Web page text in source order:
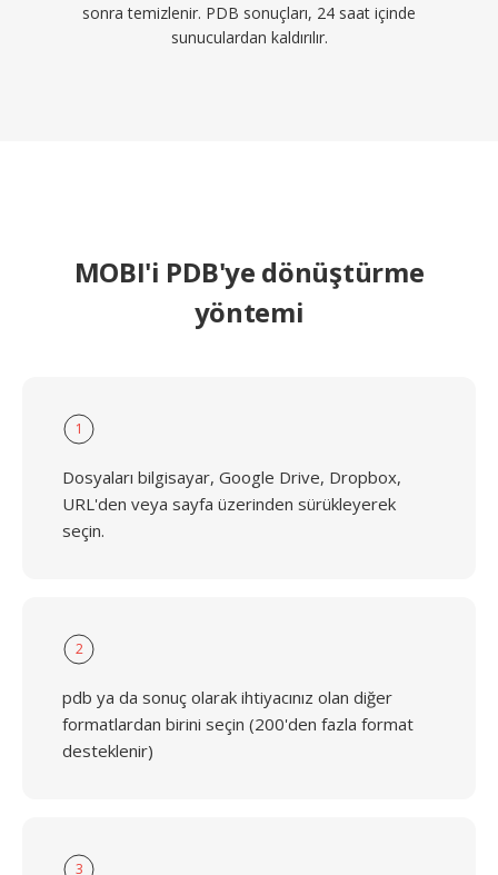
sonra temizlenir. PDB sonuçları, 24 saat içinde
sunuculardan kaldırılır.
MOBI'i PDB'ye dönüştürme
yöntemi
1
Dosyaları bilgisayar, Google Drive, Dropbox,
URL'den veya sayfa üzerinden sürükleyerek
seçin.
2
pdb ya da sonuç olarak ihtiyacınız olan diğer
formatlardan birini seçin (200'den fazla format
desteklenir)
3